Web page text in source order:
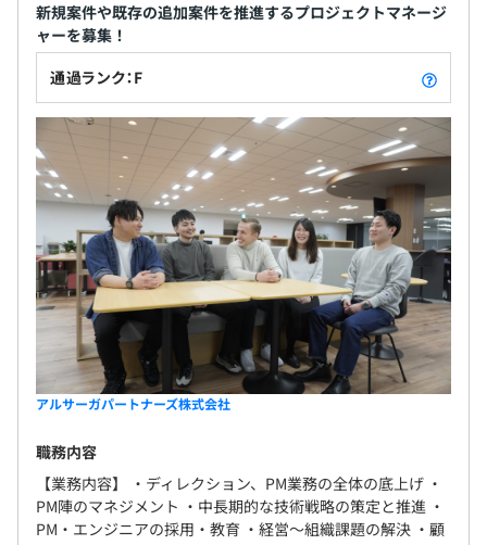
新規案件や既存の追加案件を推進するプロジェクトマネージ
ャーを募集！
通過ランク：F
アルサーガパートナーズ株式会社
職務内容
【業務内容】 ・ ディレクション、PM業務の全体の底上げ ・
PM陣のマネジメント ・中長期的な技術戦略の策定と推進 ・
PM・エンジニアの採用・教育 ・経営～組織課題の解決 ・顧